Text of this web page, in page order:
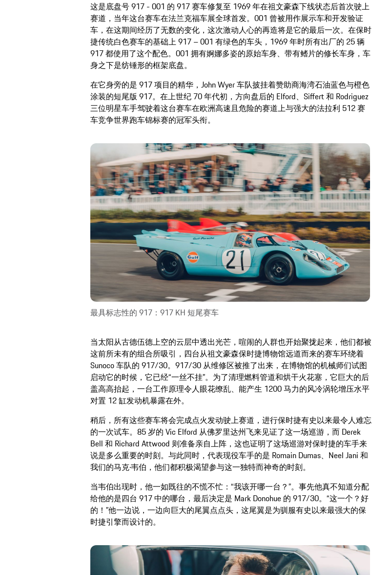
这是底盘号 917 - 001 的 917 赛车修复至 1969 年在祖文豪森下线状态后首次驶上
赛道，当年这台赛车在法兰克福车展全球首发。001 曾被用作展示车和开发验证
车，在这期间经历了无数的变化，这次激动人心的再造将是它的最后一次。在保时
捷传统白色赛车的基础上 917 – 001 有绿色的车头，1969 年时所有出厂的 25 辆
917 都使用了这个配色。001 拥有婀娜多姿的原始车身、带有鳍片的修长车身，车
身之下是纺锤形的框架底盘。
在它身旁的是 917 项目的精华，John Wyer 车队披挂着赞助商海湾石油蓝色与橙色
涂装的短尾版 917。在上世纪 70 年代初，方向盘后的 Elford、Siffert 和 Rodriguez
三位明星车手驾驶着这台赛车在欧洲高速且危险的赛道上与强大的法拉利 512 赛
车竞争世界跑车锦标赛的冠军头衔。
最具标志性的 917：917 KH 短尾赛车
当太阳从古德伍德上空的云层中透出光芒，喧闹的人群也开始聚拢起来，他们都被
这前所未有的组合所吸引，四台从祖文豪森保时捷博物馆远道而来的赛车环绕着
Sunoco 车队的 917/30。917/30 从维修区被推了出来，在博物馆的机械师们试图
启动它的时候，它已经“一丝不挂”。为了清理燃料管道和烘干火花塞，它巨大的后
盖高高抬起，一台工作原理令人眼花缭乱、能产生 1200 马力的风冷涡轮增压水平
对置 12 缸发动机暴露在外。
稍后，所有这些赛车将会完成点火发动驶上赛道，进行保时捷有史以来最令人难忘
的一次试车。85 岁的 Vic Elford 从佛罗里达州飞来见证了这一场巡游，而 Derek
Bell 和 Richard Attwood 则准备亲自上阵，这也证明了这场巡游对保时捷的车手来
说是多么重要的时刻。与此同时，代表现役车手的是 Romain Dumas、Neel Jani 和
我们的马克·韦伯，他们都积极渴望参与这一独特而神奇的时刻。
当韦伯出现时，他一如既往的不慌不忙：“我该开哪一台？”。事先他真不知道分配
给他的是四台 917 中的哪台，最后决定是 Mark Donohue 的 917/30。“这一个？好
的！”他一边说，一边向巨大的尾翼点点头，这尾翼是为驯服有史以来最强大的保
时捷引擎而设计的。